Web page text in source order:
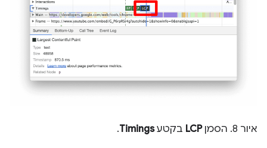
איור 8. הסמן LCP בקטעTimings
.